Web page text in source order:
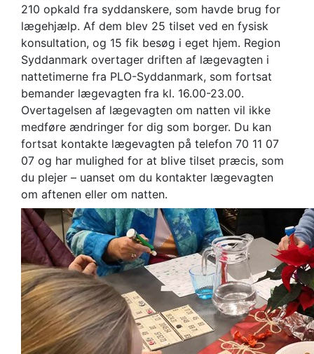
210 opkald fra syddanskere, som havde brug for
lægehjælp. Af dem blev 25 tilset ved en fysisk
konsultation, og 15 fik besøg i eget hjem. Region
Syddanmark overtager driften af lægevagten i
nattetimerne fra PLO-Syddanmark, som fortsat
bemander lægevagten fra kl. 16.00-23.00.
Overtagelsen af lægevagten om natten vil ikke
medføre ændringer for dig som borger. Du kan
fortsat kontakte lægevagten på telefon 70 11 07
07 og har mulighed for at blive tilset præcis, som
du plejer – uanset om du kontakter lægevagten
om aftenen eller om natten.